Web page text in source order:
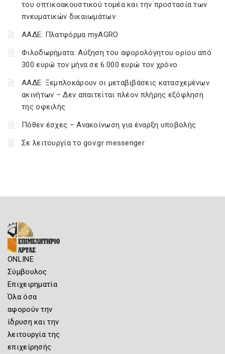
του οπτικοακουστικού τομέα και την προστασία των
πνευματικών δικαιωμάτων
ΑΑΔΕ: Πλατφόρμα myAGRO
Φιλοδωρήματα: Αύξηση του αφορολόγητου ορίου από
300 ευρώ τον μήνα σε 6.000 ευρώ τον χρόνο
ΑΑΔΕ: Ξεμπλοκάρουν οι μεταβιβάσεις κατασχεμένων
ακινήτων – Δεν απαιτείται πλέον πλήρης εξόφληση
της οφειλής
Πόθεν έσχες – Ανακοίνωση για έναρξη υποβολής
Σε λειτουργία το gov.gr messenger
ONLINE
Σύμβουλος
Επιχειρηματία
Όλα όσα
αφορούν την
ίδρυση και την
λειτουργία της
επιχείρησής